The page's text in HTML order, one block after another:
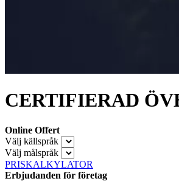
CERTIFIERAD
Online Offert
Välj källspråk
Välj målspråk
PRISKALKYLATOR
Erbjudanden för företag